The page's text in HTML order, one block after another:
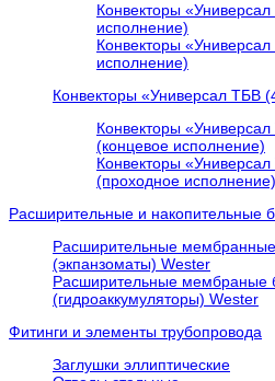
Конвекторы
исполнение)
Конвекторы
исполнение)
Конвекторы «Универсал ТБВ
Конвекторы
(концевое исполнение)
Конвекторы
(проходное исполнение)
Расширительные и накопительные
Расширительные
(экпанзоматы) Wester
Расширительные мембраные
(гидроаккумуляторы) Wester
Фитинги и элементы трубопровода
Заглушки эллиптические